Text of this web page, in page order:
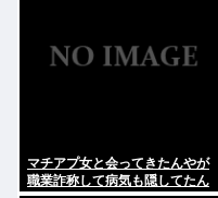
マチアプ女と会ってきたんやが
職業詐称して病気も隠してたん